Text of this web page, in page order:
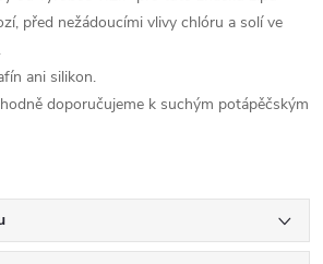
před nežádoucími vlivy chlóru a solí ve
ani silikon.
doporučujeme k suchým potápěčským